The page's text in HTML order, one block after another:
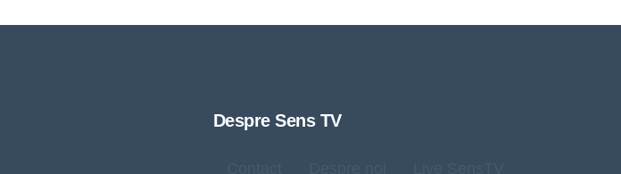
Despre Sens TV